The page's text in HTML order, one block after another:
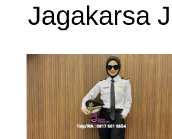
Jagakarsa